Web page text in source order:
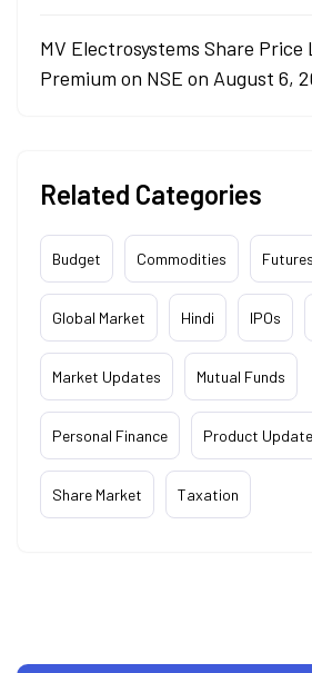
MV Electrosystems Share Price
Premium on NSE on August 6,
Related Categories
Budget Commodities
Global Market Hindi IPOs
Market Updates Mutual Funds
Personal Finance Product
Share Market Taxation